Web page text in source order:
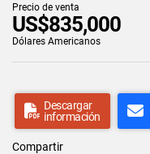
Precio de venta
US$835,000
Dólares Americanos
Descargar
información
Compartir